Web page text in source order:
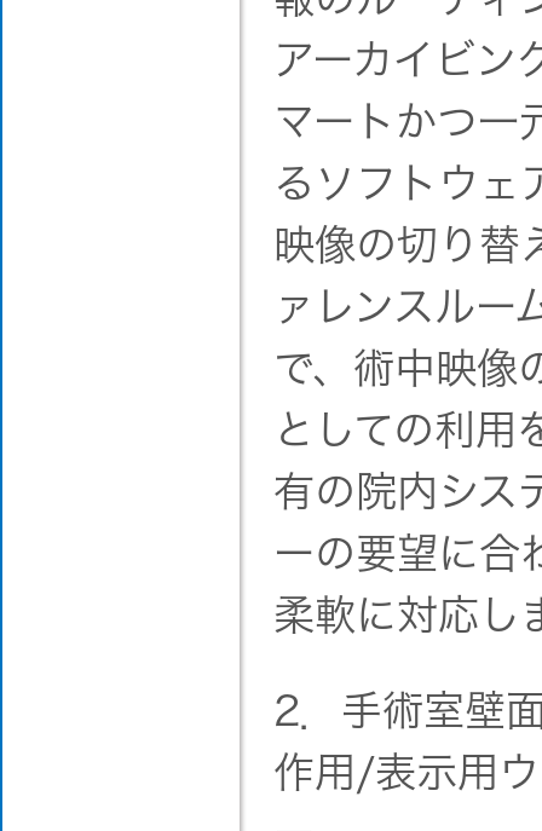
アーカイビン
マートかつ一
るソフトウェ
映像の切り替
ァレンスルー
で、術中映像
としての利用
有の院内シス
ーの要望に合
柔軟に対応し
2．手術室壁
作用/表示用